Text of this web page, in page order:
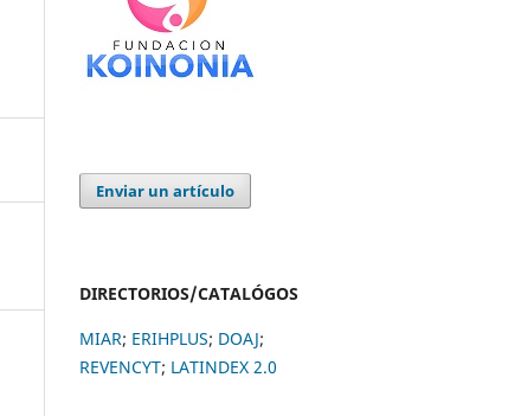
Enviar un artículo
DIRECTORIOS/CATALÓGOS
MIAR; ERIHPLUS; DOAJ;
REVENCYT; LATINDEX 2.0